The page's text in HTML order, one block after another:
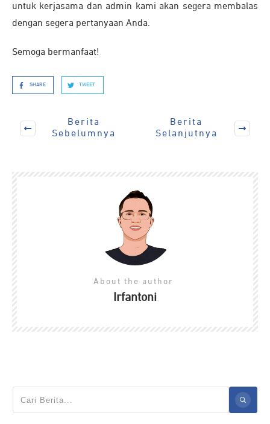
untuk kerjasama dan admin kami akan segera membalas
dengan segera pertanyaan Anda.
Semoga bermanfaat!
SHARE TWEET
Berita
Sebelumnya
Berita
Selanjutnya
About the author
Irfantoni